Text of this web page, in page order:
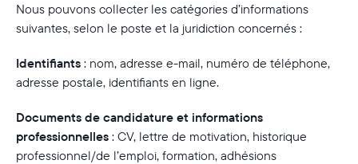
Nous pouvons collecter les catégories d’informations
suivantes, selon le poste et la juridiction concernés :
Identifiants : nom, adresse e-mail, numéro de téléphone,
adresse postale, identifiants en ligne.
Documents de candidature et informations
professionnelles : CV, lettre de motivation, historique
professionnel/de l’emploi, formation, adhésions